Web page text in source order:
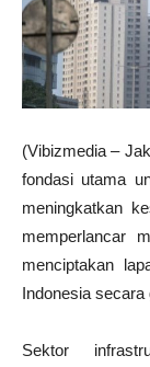
(Vibizmedia –
fondasi utama
meningkatkan
memperlancar
menciptakan
Indonesia secara
Sektor